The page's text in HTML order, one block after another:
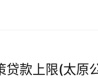
贷款上限(太原